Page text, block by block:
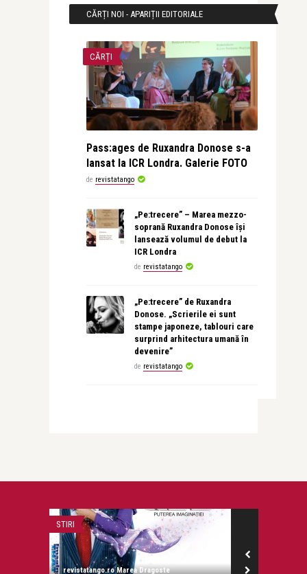
CĂRȚI NOI - APARIȚII EDITORIALE
CĂRȚI
Pass:ages de Ruxandra Donose s-a
lansat la ICR Londra. Galerie FOTO
de revistatango
„Pe:trecere” – Marea mezzo-
soprană Ruxandra Donose își
lansează volumul de debut la
ICR Londra
de revistatango
„Pe:trecere” de Ruxandra
Donose. „Scrierile ei sunt
stampe japoneze, tablouri care
surprind arhitectura umană în
devenire”
de revistatango
STIRI
revistatango.ro Marea Dragoste